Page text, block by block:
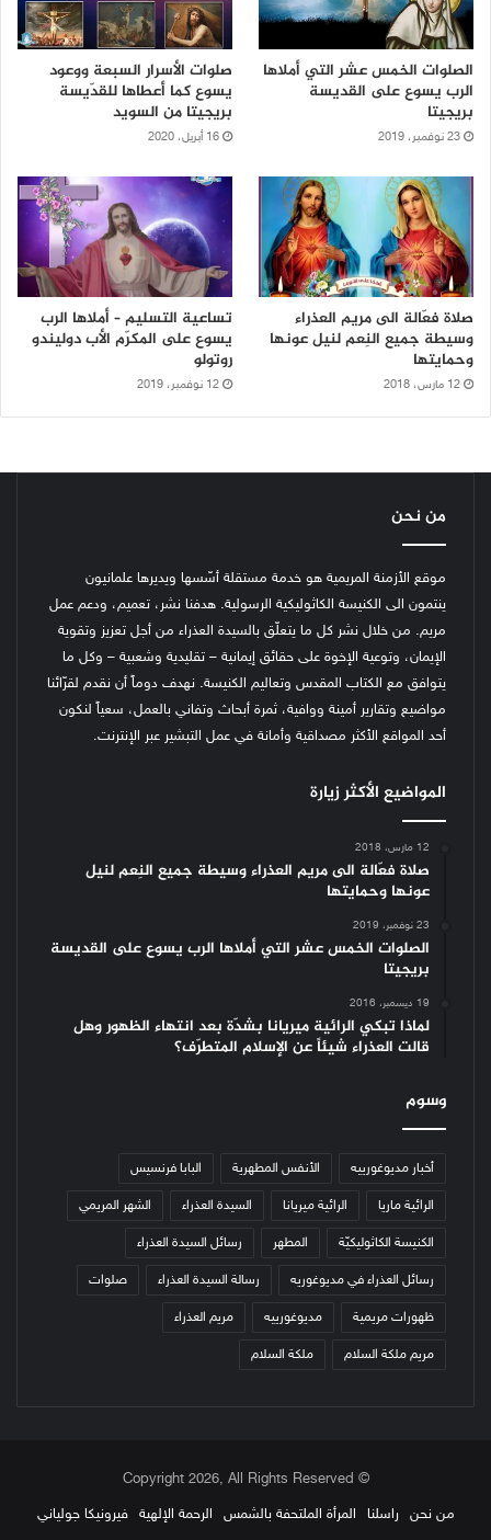
الصلوات الخمس عشر التي أملاها
الرب يسوع على القديسة
بريجيتا
23 نوفمبر، 2019
صلوات الأسرار السبعة ووعود
يسوع كما أعطاها للقدّيسة
بريجيتا من السويد
16 أبريل، 2020
صلاة فعّالة الى مريم العذراء
وسيطة جميع النِعم لنيل عونها
وحمايتها
12 مارس، 2018
تساعية التسليم – أملاها الرب
يسوع على المكرّم الأب دوليندو
روتولو
12 نوفمبر، 2019
من نحن
موقع الأزمنة المريمية هو خدمة مستقلة أسّسها ويديرها علمانيون
ينتمون الى الكنيسة الكاثوليكية الرسولية. هدفنا نشر، تعميم، ودعم عمل
مريم. من خلال نشر كل ما يتعلّق بالسيدة العذراء من أجل تعزيز وتقوية
الإيمان، وتوعية الإخوة على حقائق إيمانية – تقليدية وشعبية – وكل ما
يتوافق مع الكتاب المقدس وتعاليم الكنيسة. نهدف دوماً أن نقدم لقرّائنا
مواضيع وتقارير أمينة ووافية، ثمرة أبحاث وتفاني بالعمل، سعياً لنكون
أحد المواقع الأكثر مصداقية وأمانة في عمل التبشير عبر الإنترنت.
المواضيع الأكثر زيارة
12 مارس، 2018
صلاة فعّالة الى مريم العذراء وسيطة جميع النِعم لنيل
عونها وحمايتها
23 نوفمبر، 2019
الصلوات الخمس عشر التي أملاها الرب يسوع على القديسة
بريجيتا
19 ديسمبر، 2016
لماذا تبكي الرائية ميريانا بشدّة بعد انتهاء الظهور وهل
قالت العذراء شيئاً عن الإسلام المتطرّف؟
وسوم
أخبار مديوغورييه الأنفس المطهرية البابا فرنسيس
الرائية ماريا الرائية ميريانا السيدة العذراء الشهر المريمي
الكنيسة الكاثوليكيّة المطهر رسائل السيدة العذراء
رسائل العذراء في مديوغوريه رسالة السيدة العذراء صلوات
ظهورات مريمية مديوغورييه مريم العذراء
مريم ملكة السلام ملكة السلام
© Copyright 2026, All Rights Reserved
من نحن
راسلنا المرأة الملتحفة بالشمس الرحمة الإلهية فيرونيكا جولياني